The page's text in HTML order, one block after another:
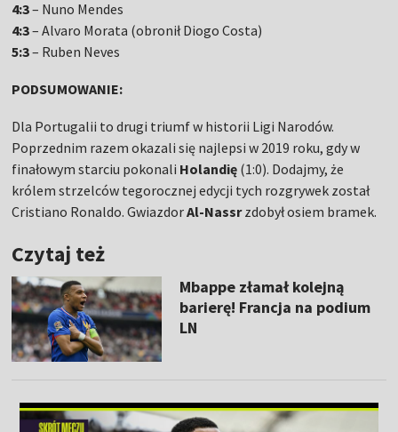
4:3– Nuno Mendes
4:3– Alvaro Morata (obronił Diogo Costa)
5:3– Ruben Neves
PODSUMOWANIE:
Dla Portugalii to drugi triumf w historii Ligi Narodów.
Poprzednim razem okazali się najlepsi w 2019 roku, gdy w
finałowym starciu pokonali Holandię (1:0). Dodajmy, że
królem strzelców tegorocznej edycji tych rozgrywek został
Cristiano Ronaldo. GwiazdorAl-Nassrzdobył osiem bramek.
Czytaj też
Mbappe złamał kolejną
barierę! Francja na podium
LN